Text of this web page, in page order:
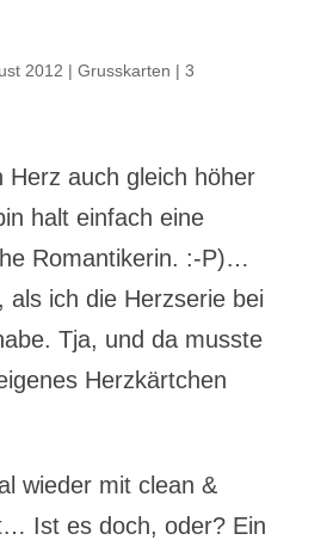
2012 | Grusskarten | 3
auch gleich höher
halt einfach eine
Romantikerin. :-P)…
als ich die Herzserie bei
Tja, und da musste
Herzkärtchen
wieder mit clean &
Ist es doch, oder? Ein